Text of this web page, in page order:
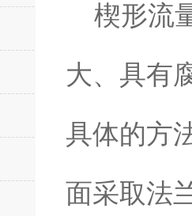
楔形流
大、具有
具体的方
面采取法